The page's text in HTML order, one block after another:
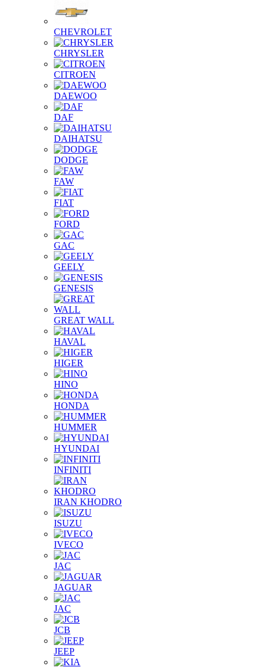
CHEVROLET
CHRYSLER
CITROEN
DAEWOO
DAF
DAIHATSU
DODGE
FAW
FIAT
FORD
GAC
GEELY
GENESIS
GREAT WALL
HAVAL
HIGER
HINO
HONDA
HUMMER
HYUNDAI
INFINITI
IRAN KHODRO
ISUZU
IVECO
JAC
JAGUAR
JAС
JCB
JEEP